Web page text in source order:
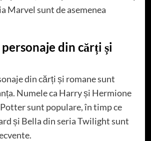
Marvel sunt de asemenea
din cărți și
din cărți și romane sunt
Numele ca Harry și Hermione
sunt populare, în timp ce
și Bella din seria Twilight sunt